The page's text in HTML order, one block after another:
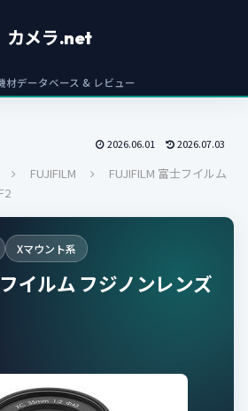
カメラ.net
材データベース & レビュー
2026.06.01 2026.07.03
FUJIFILM
FUJIFILM 富士フイルム
Xマウント系
イルム フジノンレンズ